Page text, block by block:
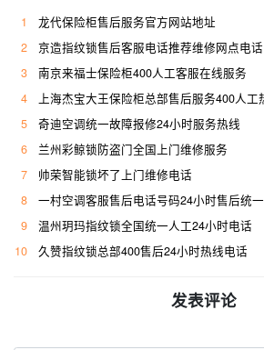
1
龙代保险柜售后服务官方网站地址
2
京造指纹锁售后客服电话推荐维修网点电话
3
南京来福士保险柜400人工客服在线服务
4
上海杰宝大王保险柜总部售后服务400人工热线/
5
奇迪空调统一故障报修24小时服务热线
6
兰州彩鲸锁防盗门全国上门维修服务
7
帅荣智能锁坏了上门维修电话
8
一村空调客服售后电话号码24小时售后统
9
温州玥玛指纹锁全国统一人工24小时电话
10
久赞指纹锁总部400售后24小时热线电话
发表评论